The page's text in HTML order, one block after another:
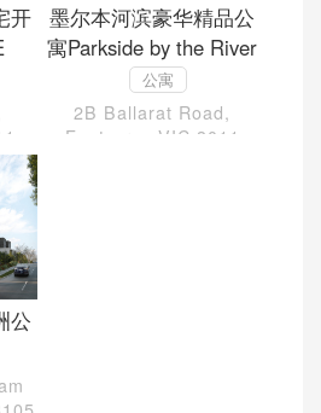
开
墨尔本河滨豪华精品公
寓Parkside by the River
公寓
2B Ballarat Road,
Footscray VIC 3011
公